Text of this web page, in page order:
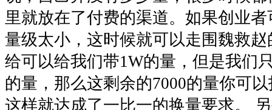
里就放在了付费的渠道。如果创业
量级太小，这时候就可以走围魏救
给可以给我们带1W的量，但是我们
的量，那么这剩余的7000的量你可
这样就达成了一比一的换量要求。